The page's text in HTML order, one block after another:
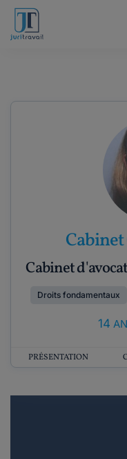
Cabinet
Droits fondamentaux
14
PRÉSENTATION